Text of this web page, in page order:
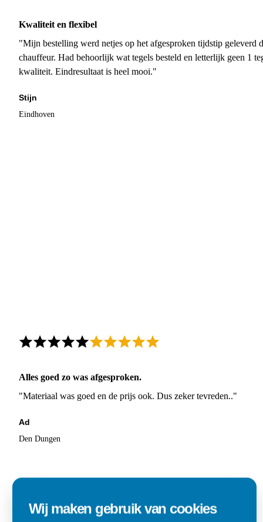
Kwaliteit en flexibel
"Mijn bestelling werd netjes op het afgesproken tijdstip geleverd
chauffeur. Had behoorlijk wat tegels besteld en letterlijk geen 1
kwaliteit. Eindresultaat is heel mooi."
Stijn
Eindhoven
Alles goed zo was afgesproken.
"Materiaal was goed en de prijs ook. Dus zeker tevreden.."
Ad
Den Dungen
Wij maken gebruik van cookies